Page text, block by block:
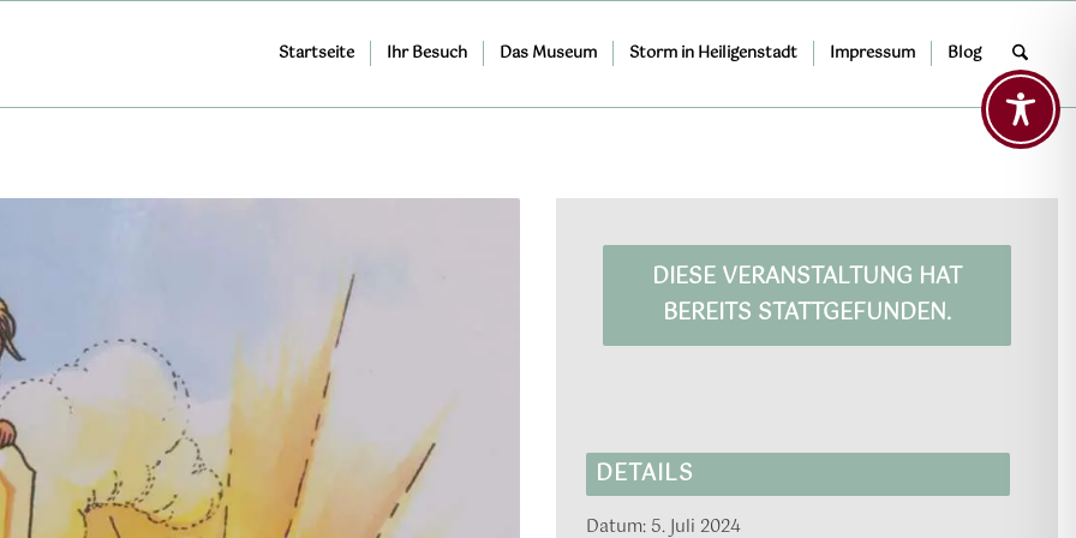
Startseite Ihr Besuch Das Museum Storm in Heiligenstadt Impressum Blog
DIESE VERANSTALTUNG HAT
BEREITS STATTGEFUNDEN.
DETAILS
Datum: 5. Juli 2024